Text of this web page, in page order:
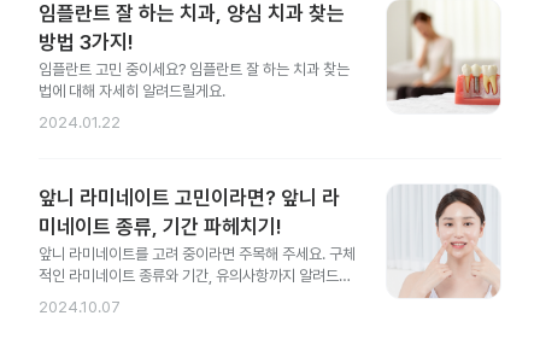
임플란트 잘 하는 치과, 양심 치과 찾는
방법 3가지!
임플란트 고민 중이세요? 임플란트 잘 하는 치과 찾는
법에 대해 자세히 알려드릴게요.
2024.01.22
앞니 라미네이트 고민이라면? 앞니 라
미네이트 종류, 기간 파헤치기!
앞니 라미네이트를 고려 중이라면 주목해 주세요. 구체
적인 라미네이트 종류와 기간, 유의사항까지 알려드릴
게요.
2024.10.07